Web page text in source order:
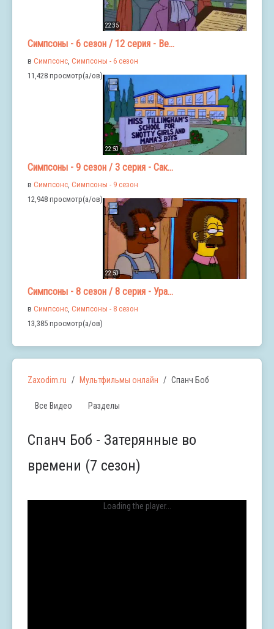
22:35
Симпсоны - 6 сезон / 12 серия - Ве...
в Симпсонс Симпсоны - 6 сезон
11,428 просмотр(а/ов)
22:50
Симпсоны - 9 сезон / 3 серия - Сак...
в Симпсонс, Симпсоны - 9 сезон
12,948 просмотр(а/ов)
22:50
Симпсоны - 8 сезон / 8 серия - Ура...
в Симпсонс Симпсоны - 8 сезон
13,385 просмотр(а/ов)
Zaxodim.ru Мультфильмы онлайн Спанч Боб
Все Видео Разделы
Спанч Боб - Затерянные во
времени (7 сезон)
Loading the player...